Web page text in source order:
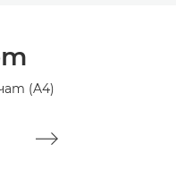
(A4)